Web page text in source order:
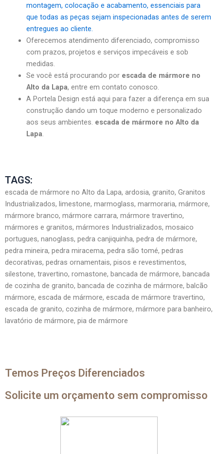
montagem, colocação e acabamento, essenciais para
que todas as peças sejam inspecionadas antes de serem
entregues ao cliente.
Oferecemos atendimento diferenciado, compromisso
com prazos, projetos e serviços impecáveis e sob
medidas.
Se você está procurando por escada de mármore no
Alto da Lapa, entre em contato conosco.
A Portela Design está aqui para fazer a diferença em sua
construção dando um toque moderno e personalizado
aos seus ambientes. escada de mármore no Alto da
Lapa.
TAGS:
escada de mármore no Alto da Lapa, ardosia, granito, Granitos
Industrializados, limestone, marmoglass, marmoraria, mármore,
mármore branco, mármore carrara, mármore travertino,
mármores e granitos, mármores Industrializados, mosaico
portugues, nanoglass, pedra canjiquinha, pedra de mármore,
pedra mineira, pedra miracema, pedra são tomé, pedras
decorativas, pedras ornamentais, pisos e revestimentos,
silestone, travertino, romastone, bancada de mármore, bancada
de cozinha de granito, bancada de cozinha de mármore, balcão
mármore, escada de mármore, escada de mármore travertino,
escada de granito, cozinha de mármore, mármore para banheiro,
lavatório de mármore, pia de mármore
Temos Preços Diferenciados
Solicite um orçamento sem compromisso